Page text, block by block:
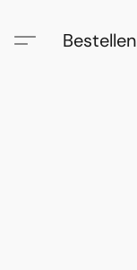
Bestellen